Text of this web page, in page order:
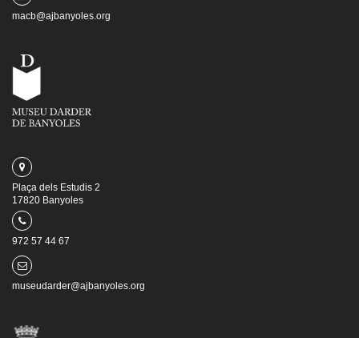
macb@ajbanyoles.org
Plaça dels Estudis 2
17820 Banyoles
972 57 44 67
museudarder@ajbanyoles.org